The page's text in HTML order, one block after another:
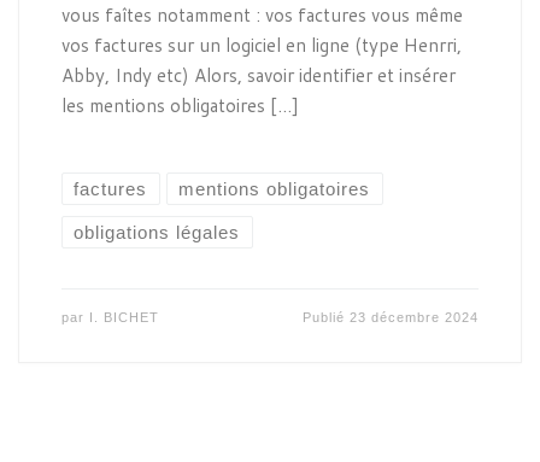
vous faîtes notamment : vos factures vous même
vos factures sur un logiciel en ligne (type Henrri,
Abby, Indy etc) Alors, savoir identifier et insérer
les mentions obligatoires […]
factures mentions obligatoires
obligations légales
par I. BICHET Publié 23 décembre 2024